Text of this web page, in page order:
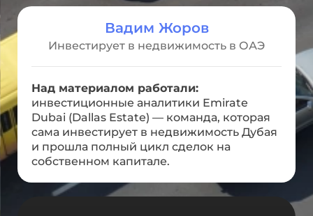
Вадим Жоров
Инвестирует в недвижимость в ОАЭ
Над материалом работали:
инвестиционные аналитики Emirate
Dubai (Dallas Estate) — команда, которая
сама инвестирует в недвижимость Дубая
и прошла полный цикл сделок на
собственном капитале.